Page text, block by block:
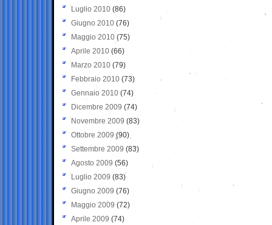
Luglio 2010 (86)
Giugno 2010 (76)
Maggio 2010 (75)
Aprile 2010 (66)
Marzo 2010 (79)
Febbraio 2010 (73)
Gennaio 2010 (74)
Dicembre 2009 (74)
Novembre 2009 (83)
Ottobre 2009 (90)
Settembre 2009 (83)
Agosto 2009 (56)
Luglio 2009 (83)
Giugno 2009 (76)
Maggio 2009 (72)
Aprile 2009 (74)